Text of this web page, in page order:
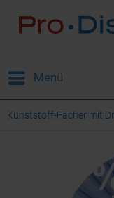
Menü
Kunststoff-Fächer mit